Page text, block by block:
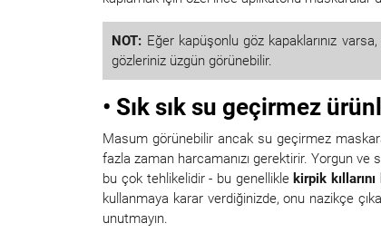
NOT: Eğer kapüşonlu göz kapaklarınız
gözleriniz üzgün görünebilir.
• Sık sık su geçirmez
Masum görünebilir ancak su geçirmez
fazla zaman harcamanızı gerektirir. Yorgun ve
bu çok tehlikelidir - bu genellikle kirpik
kullanmaya karar verdiğinizde, onu nazikçe
unutmayın.